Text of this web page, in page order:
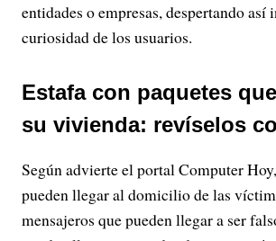
entidades o empresas, despertando así
curiosidad de los usuarios.
Estafa con paquetes
su vivienda: revíselos
Según advierte el portal Computer
pueden llegar al domicilio de las
mensajeros que pueden llegar a ser